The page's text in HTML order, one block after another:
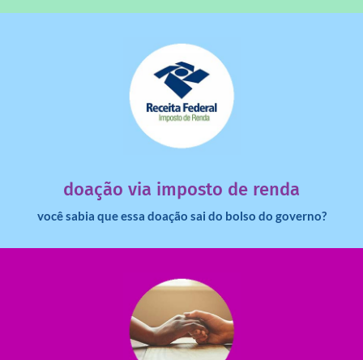
doação via imposto de renda
você sabia que essa doação sai do bolso do governo?
dinheiro deixa de ir para o governo?
saiba mais
saiba mais